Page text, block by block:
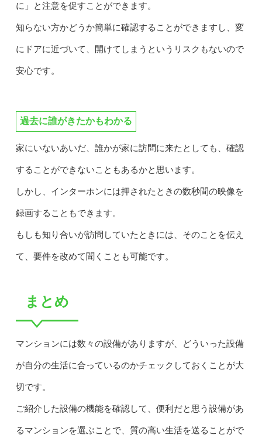
に」と注意を促すことができます。
知らない方かどうか簡単に確認することができますし、変
にドアに近づいて、開けてしまうというリスクもないので
安心です。
過去に誰がきたかもわかる
家にいないあいだ、誰かが家に訪問に来たとしても、確認
することができないこともあるかと思います。
しかし、インターホンには押されたときの数秒間の映像を
録画することもできます。
もしも知り合いが訪問していたときには、そのことを伝え
て、要件を改めて聞くことも可能です。
まとめ
マンションには数々の設備がありますが、どういった設備
が自分の生活に合っているのかチェックしておくことが大
切です。
ご紹介した設備の機能を確認して、便利だと思う設備があ
るマンションを選ぶことで、質の高い生活を送ることがで